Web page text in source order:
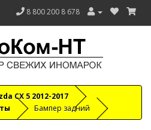
8 800 200 8 678
CX 5 2012-2017
Бампер задний